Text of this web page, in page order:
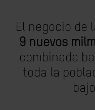
El negocio de
9 nuevos
combinada
toda la